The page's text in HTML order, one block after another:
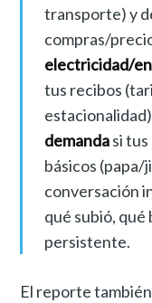
transporte) y
compras/
electricidad/
tus recibos
demandasi tus
básicos (papa/
conversación
qué subió, qué
persistente.
El reporte